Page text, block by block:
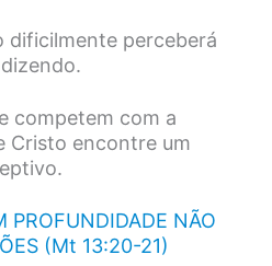
dificilmente perceberá
competem com a
Cristo encontre um
PROFUNDIDADE NÃO
(Mt 13:20-21)